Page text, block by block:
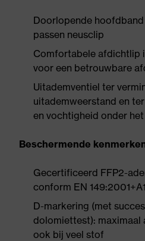
Doorlopende
passen neusclip
Comfortabele afdichtlip
voor een betrouwbare
Uitademventiel ter
uitademweerstand en
en vochtigheid onder
Beschermende
Gecertificeerd FFP2-
conform EN
D-markering (met
dolomiettest): maximaal
ook bij veel stof